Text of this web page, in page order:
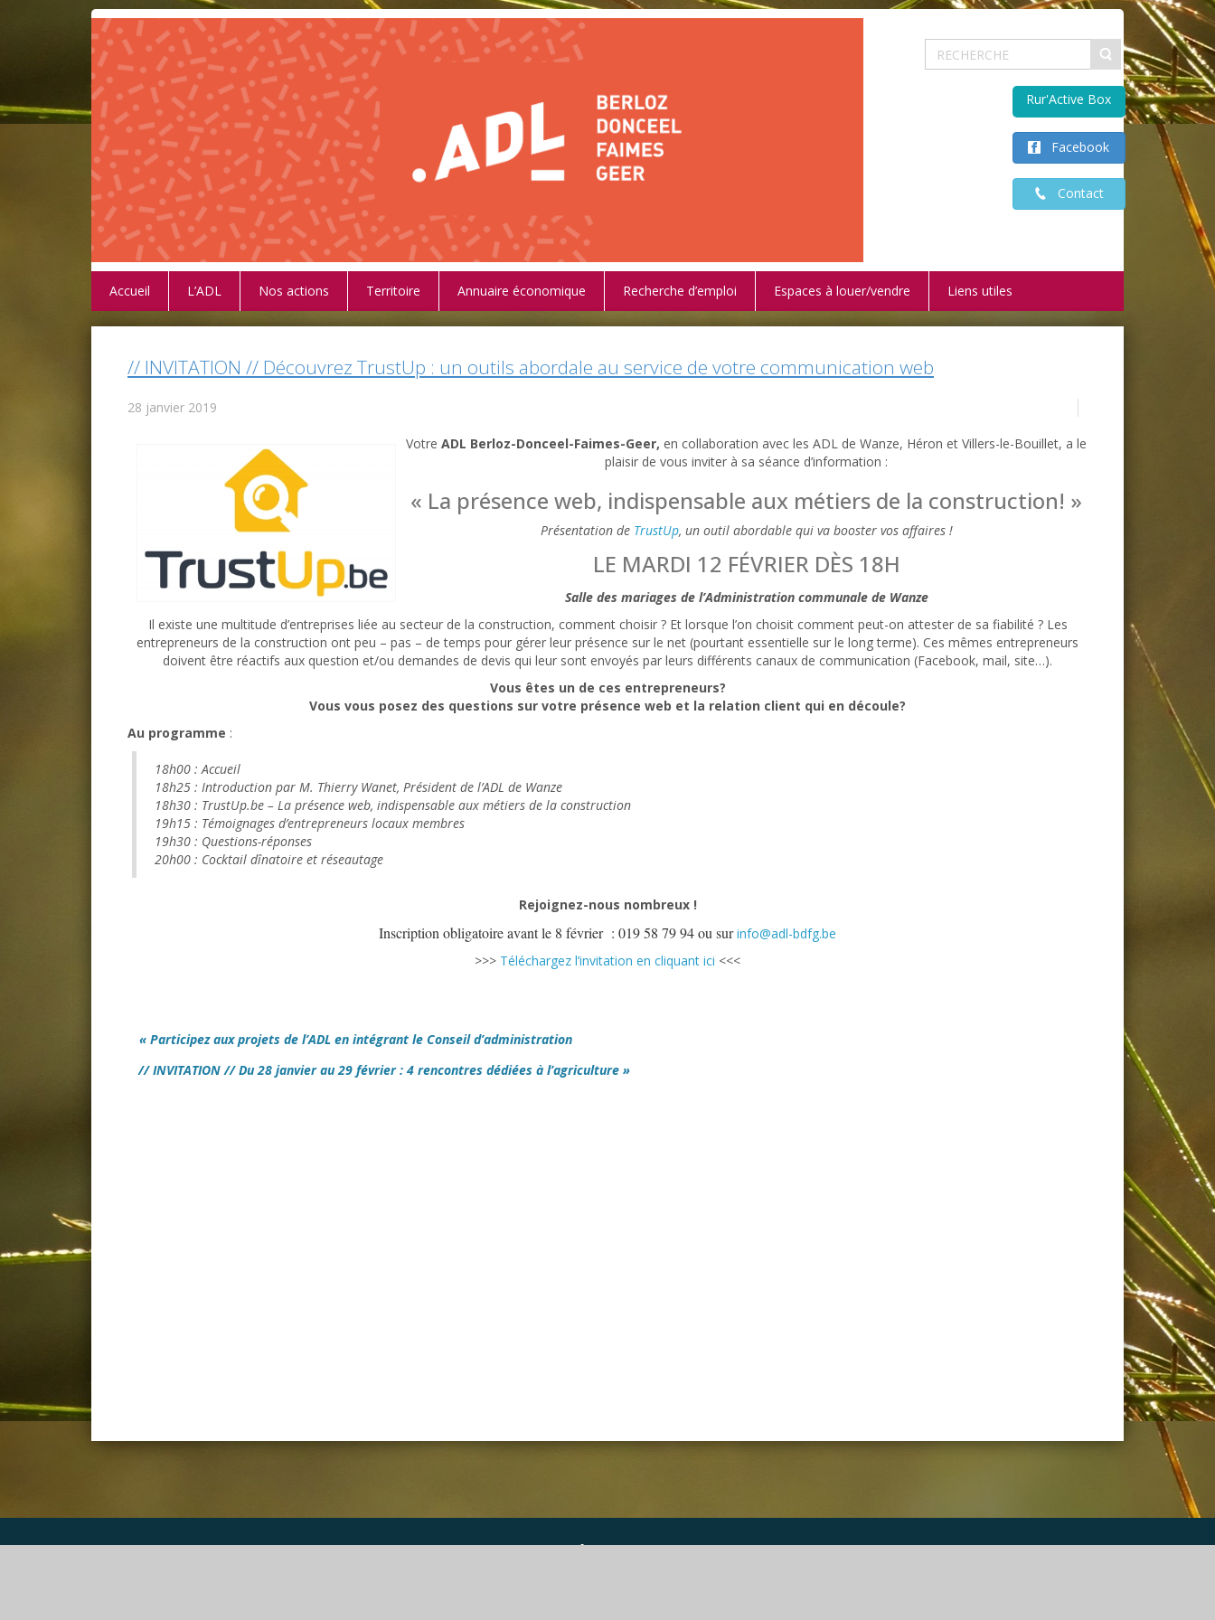
Facebook
Contact
Rur'Active Box
Accueil L’ADL Nos actions Territoire Annuaire économique Recherche d’emploi Espaces à louer/vendre Liens utiles
// INVITATION // Découvrez TrustUp : un outils abordale au service de votre communication web
28 janvier 2019
Votre ADL Berloz-Donceel-Faimes-Geer, en collaboration avec les ADL de Wanze, Héron et Villers-le-Bouillet, a le
plaisir de vous inviter à sa séance d’information :
« La présence web, indispensable aux métiers de la construction! »
Présentation de TrustUp, un outil abordable qui va booster vos affaires !
LE MARDI 12 FÉVRIER DÈS 18H
Salle des mariages de l’Administration communale de Wanze
Il existe une multitude d’entreprises liée au secteur de la construction, comment choisir ? Et lorsque l’on choisit comment peut-on attester de sa fiabilité ? Les
entrepreneurs de la construction ont peu – pas – de temps pour gérer leur présence sur le net (pourtant essentielle sur le long terme). Ces mêmes entrepreneurs
doivent être réactifs aux question et/ou demandes de devis qui leur sont envoyés par leurs différents canaux de communication (Facebook, mail, site…).
Vous êtes un de ces entrepreneurs?
Vous vous posez des questions sur votre présence web et la relation client qui en découle?
Au programme :
18h00 : Accueil
18h25 : Introduction par M. Thierry Wanet, Président de l’ADL de Wanze
18h30 : TrustUp.be – La présence web, indispensable aux métiers de la construction
19h15 : Témoignages d’entrepreneurs locaux membres
19h30 : Questions-réponses
20h00 : Cocktail dînatoire et réseautage
Rejoignez-nous nombreux !
Inscription obligatoire avant le 8 février : 019 58 79 94 ou surinfo@adl-bdfg.be
>>> Téléchargez l’invitation en cliquant ici <<<
« Participez aux projets de l’ADL en intégrant le Conseil d’administration
// INVITATION // Du 28 janvier au 29 février : 4 rencontres dédiées à l’agriculture »
DGS Informatique SPRL